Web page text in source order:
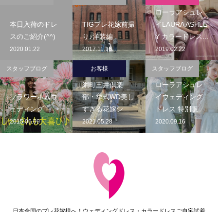
本日入荷のドレ
スのご紹介(^^)
2020.01.22
TIGプレ花嫁前撮
り♪洋装編
2017.11.16
ローラアシュレ
イLAURA ASHLE
Y カラードレス...
2019.02.22
フラワーポムウ
ェディング
2015.05.09
スタッフブログ
綱町三井倶楽
部・挙式WD美し
すぎる花嫁シ...
2021.05.28
お客様
ローラアシュレ
イウェディング
ドレス 特別販...
2020.09.16
スタッフブログ